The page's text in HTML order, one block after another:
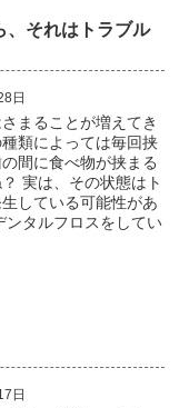
、それはトラブル
日
さまることが増えてき
類によっては毎回挟
間に食べ物が挟まる
実は、その状態はト
している可能性があ
ンタルフロスをしてい
日